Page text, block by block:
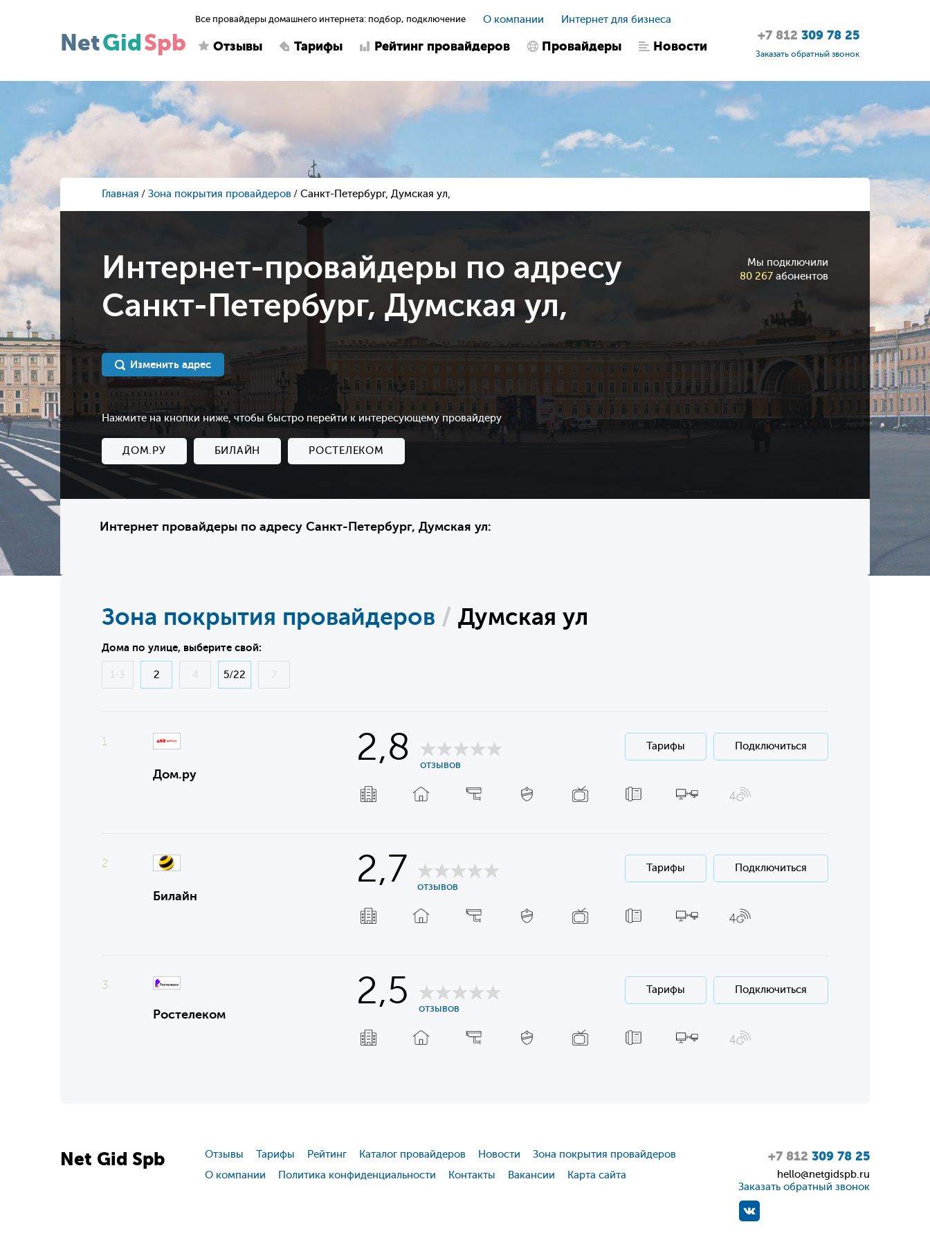
NetGidSpb
Все провайдеры домашнего интернета: подбор, подключение О компании Интернет для бизнеса
Отзывы Тарифы Рейтинг провайдеров Провайдеры Новости
+7 812 309 78 25
Заказать обратный звонок
Главная Зона покрытия провайдеров Санкт-Петербург, Думская ул,
Мы подключили
80 267 абонентов
Интернет-провайдеры по адресу
Санкт-Петербург, Думская ул,
Изменить адрес
Нажмите на кнопки ниже, чтобы быстро перейти к интересующему провайдеру
ДОМ.РУ БИЛАЙН РОСТЕЛЕКОМ
Интернет провайдеры по адресу Санкт-Петербург, Думская ул:
Зона покрытия провайдеров / Думская ул
Дома по улице, выберите свой:
1-3 2 4 5/22 7
1
Дом.ру
2,8 отзывов
Тарифы Подключиться
2
Билайн
2,7 отзывов
Тарифы Подключиться
3
Ростелеком
2,5 отзывов
Тарифы Подключиться
Net Gid Spb +7 812 309 78 25
hello@netgidspb.ru
Заказать обратный звонок
Отзывы Тарифы Рейтинг Каталог провайдеров Новости
Зона покрытия провайдеров
О компании
Политика конфиденциальности Контакты Вакансии Карта сайта